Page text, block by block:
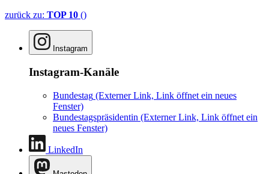
zurück zu: TOP 10 ()
Instagram
Instagram-Kanäle
Bundestag (Externer Link, Link öffnet ein neues
Fenster)
Bundestagspräsidentin (Externer Link, Link öffnet ein
neues Fenster)
LinkedIn